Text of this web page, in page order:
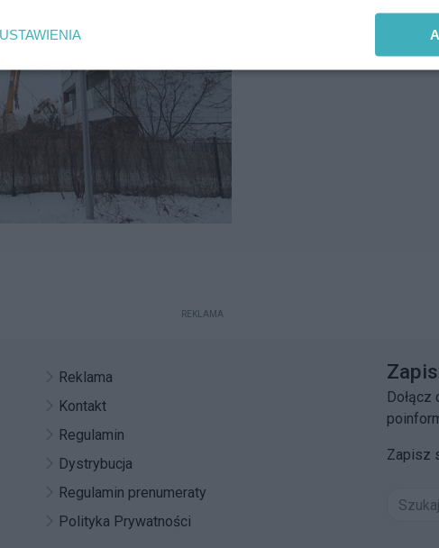
REKLAMA
Reklama
Kontakt
Regulamin
Dystrybucja
Regulamin prenumeraty
Polityka Prywatności
Dołącz
Zapisz
USTAWIENIA